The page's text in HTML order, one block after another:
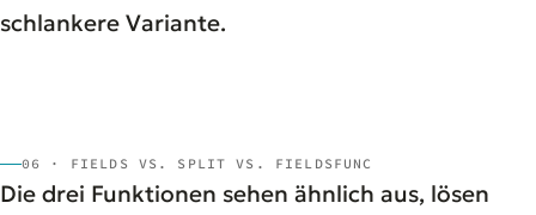
schlankere Variante.
06 · FIELDS VS. SPLIT VS. FIELDSFUNC
Die drei Funktionen sehen ähnlich aus, lösen